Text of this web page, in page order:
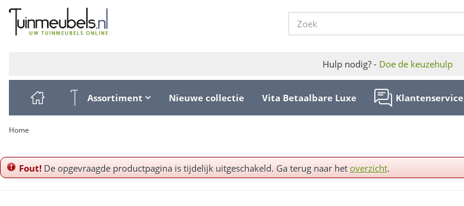
Ga
naar
content
Home
Hulp nodig? - Doe de keuzehulp
Assortiment Nieuwe collectie Vita Betaalbare Luxe Klantenservice
Fout! De opgevraagde productpagina is tijdelijk uitgeschakeld. Ga terug naar hetoverzicht.